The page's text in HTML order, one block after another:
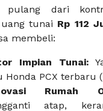
pulang dari
tunai Rp 112
membeli:
Impian Tunai:
Honda PCX terbaru
Rumah
atap,